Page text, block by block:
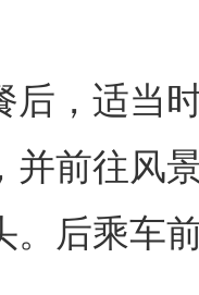
后，适当
并前往风
。后乘车